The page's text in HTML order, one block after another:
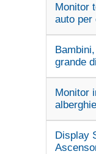
Monitor
auto per
grande
Monitor
Display